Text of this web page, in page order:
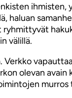
haluan
ryhmittyvät
välillä.
olevan